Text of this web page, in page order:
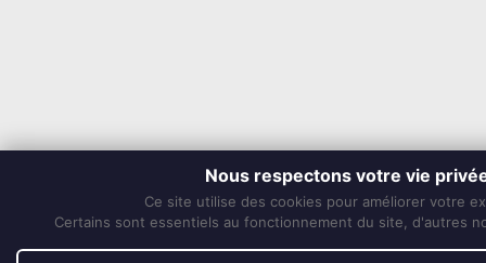
Nous respectons votre vie
Ce site utilise des cookies pour améliorer votre
Certains sont essentiels au fonctionnement du site, d'autres